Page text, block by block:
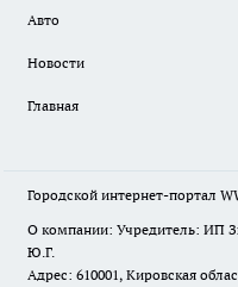
Авто
Новости
Главная
Городской интернет-портал
О компании: Учредитель: ИП
Ю.Г.
Адрес: 610001, Кировская